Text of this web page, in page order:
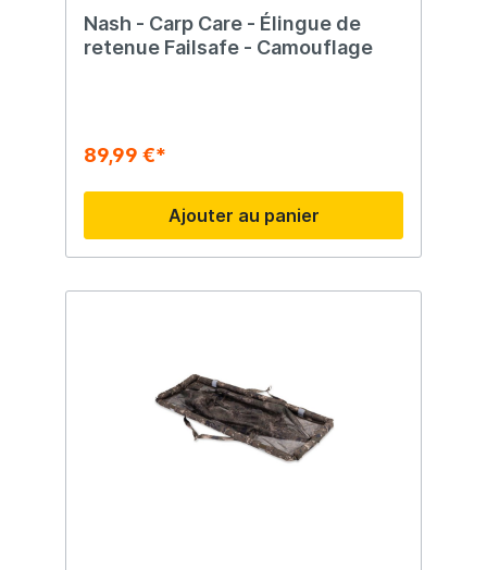
Nash - Carp Care - Élingue de
retenue Failsafe - Camouflage
89,99 €*
Ajouter au panier